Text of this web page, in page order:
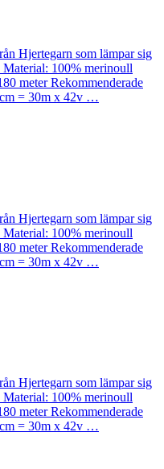
Hjertegarn som lämpar sig
100% merinoull
meter Rekommenderade
= 30m x 42v …
Hjertegarn som lämpar sig
100% merinoull
meter Rekommenderade
= 30m x 42v …
Hjertegarn som lämpar sig
100% merinoull
meter Rekommenderade
= 30m x 42v …